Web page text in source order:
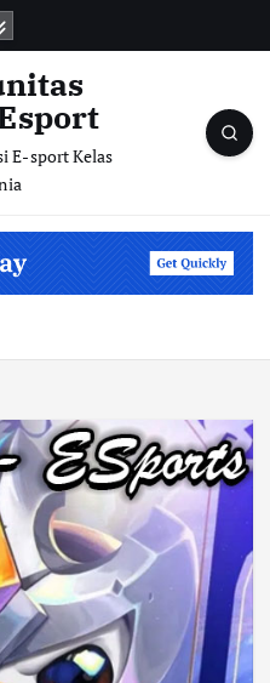
E-sport Kelas